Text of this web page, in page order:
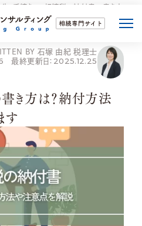
・手続き
相続税の納付書の書き方
BY 石塚 由紀 税理士
最終更新日：2025.12.25
き方は？納付方法
す